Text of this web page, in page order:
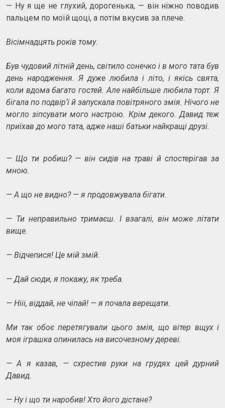
— Ну я ще не глухий, дорогенька, — він ніжно поводив
пальцем по моїй щоці, а потім вкусив за плече.
Вісімнадцять років тому.
Був чудовий літній день, світило сонечко і в мого тата був
день народження. Я дуже любила і літо, і якісь свята,
коли вдома багато гостей. Але найбільше любила торт. Я
бігала по подвір‘ї й запускала повітряного змія. Нічого не
могло зіпсувати мого настрою. Крім декого. Давид теж
приїхав до мого тата, адже наші батьки найкращі друзі.
— Що ти робиш? — він сидів на траві й спостерігав за
мною.
— А що не видно? — я продовжувала бігати.
— Ти неправильно тримаєш. І взагалі, він може літати
вище.
— Відчепися! Це мій змій.
— Дай сюди, я покажу, як треба.
— Нііі, віддай, не чіпай! — я почала верещати.
Ми так обоє перетягували цього змія, що вітер вщух і
моя іграшка опинилась на височезному дереві.
— А я казав, — схрестив руки на грудях цей дурний
Давид.
— Ну і що ти наробив! Хто його дістане?